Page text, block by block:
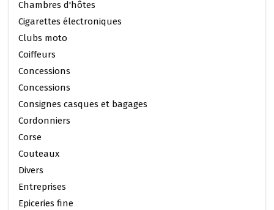
Chambres d'hôtes
Cigarettes électroniques
Clubs moto
Coiffeurs
Concessions
Concessions
Consignes casques et bagages
Cordonniers
Corse
Couteaux
Divers
Entreprises
Epiceries fine